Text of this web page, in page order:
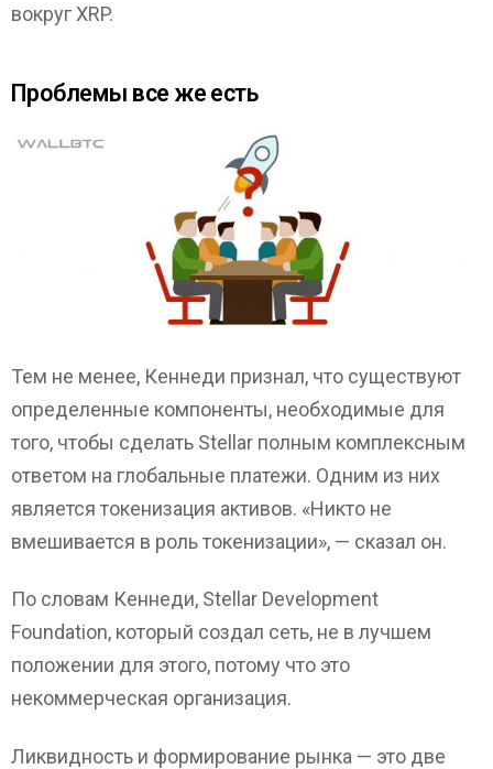
вокруг XRP.
Проблемы все же есть
Тем не менее, Кеннеди признал, что существуют
определенные компоненты, необходимые для
того, чтобы сделать Stellar полным комплексным
ответом на глобальные платежи. Одним из них
является токенизация активов. «Никто не
вмешивается в роль токенизации», — сказал он.
По словам Кеннеди, Stellar Development
Foundation, который создал сеть, не в лучшем
положении для этого, потому что это
некоммерческая организация.
Ликвидность и формирование рынка — это две